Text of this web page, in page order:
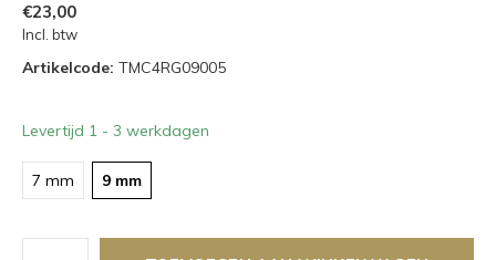
€23,00
Incl. btw
Artikelcode: TMC4RG09005
Levertijd 1 - 3 werkdagen
7 mm 9 mm